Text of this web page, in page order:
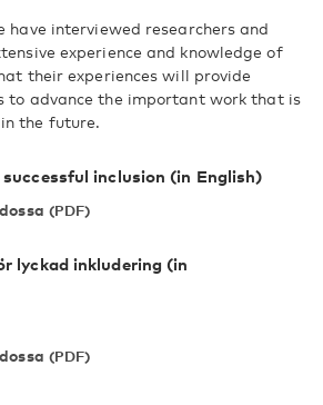
have interviewed researchers and
experience and knowledge of
their experiences will provide
to advance the important work that is
the future.
inclusion (in English)
lyckad inkludering (in